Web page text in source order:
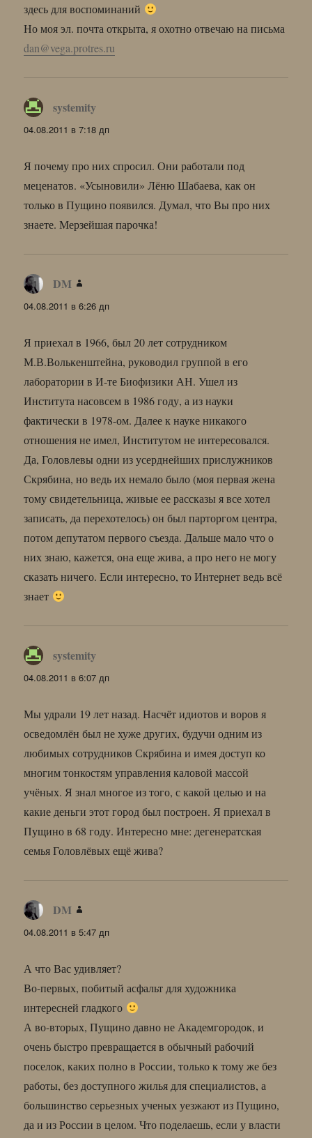
здесь для воспоминаний
Но моя эл. почта открыта, я охотно отвечаю на письма
dan@vega.protres.ru
systemity
04.08.2011 в 7:18 дп
Я почему про них спросил. Они работали под
меценатов. «Усыновили» Лёню Шабаева, как он
только в Пущино появился. Думал, что Вы про них
знаете. Мерзейшая парочка!
DM
04.08.2011 в 6:26 дп
Я приехал в 1966, был 20 лет сотрудником
М.В.Волькенштейна, руководил группой в его
лаборатории в И-те Биофизики АН. Ушел из
Института насовсем в 1986 году, а из науки
фактически в 1978-ом. Далее к науке никакого
отношения не имел, Институтом не интересовался.
Да, Головлевы одни из усерднейших прислужников
Скрябина, но ведь их немало было (моя первая жена
тому свидетельница, живые ее рассказы я все хотел
записать, да перехотелось) он был парторгом центра,
потом депутатом первого съезда. Дальше мало что о
них знаю, кажется, она еще жива, а про него не могу
сказать ничего. Если интересно, то Интернет ведь всё
знает
systemity
04.08.2011 в 6:07 дп
Мы удрали 19 лет назад. Насчёт идиотов и воров я
осведомлён был не хуже других, будучи одним из
любимых сотрудников Скрябина и имея доступ ко
многим тонкостям управления каловой массой
учёных. Я знал многое из того, с какой целью и на
какие деньги этот город был построен. Я приехал в
Пущино в 68 году. Интересно мне: дегенератская
семья Головлёвых ещё жива?
DM
04.08.2011 в 5:47 дп
А что Вас удивляет?
Во-первых, побитый асфальт для художника
интересней гладкого
А во-вторых, Пущино давно не Академгородок, и
очень быстро превращается в обычный рабочий
поселок, каких полно в России, только к тому же без
работы, без доступного жилья для специалистов, а
большинство серьезных ученых уезжают из Пущино,
да и из России в целом. Что поделаешь, если у власти